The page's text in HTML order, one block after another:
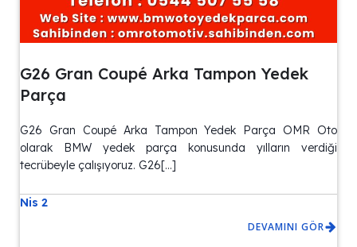
G26 Gran Coupé Arka Tampon Yedek
Parça
G26 Gran Coupé Arka Tampon Yedek Parça OMR Oto
olarak BMW yedek parça konusunda yılların verdiği
tecrübeyle çalışıyoruz. G26[…]
Nis 2
DEVAMINI GÖR